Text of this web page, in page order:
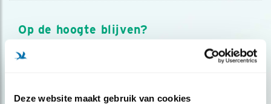
Deze website maakt gebruik van cookies
Op de hoogte blijven?
Meld je aan en ontvang nieuws, inspiratie, acties en tips
over vogels en activiteiten van Vogelbescherming.